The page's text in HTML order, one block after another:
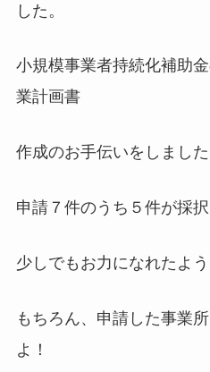
した。
小規模事業者持続化補助
業計画書
作成のお手伝いをしました
申請７件のうち５件が採択
少しでもお力になれたよう
もちろん、申請した事業
よ！